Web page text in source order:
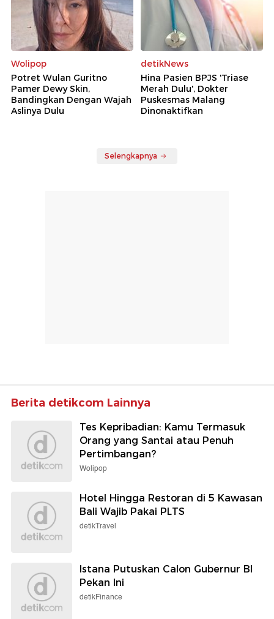
Wolipop
Potret Wulan Guritno
Pamer Dewy Skin,
Bandingkan Dengan Wajah
Aslinya Dulu
detikNews
Hina Pasien BPJS 'Triase
Merah Dulu', Dokter
Puskesmas Malang
Dinonaktifkan
Selengkapnya
Berita detikcom Lainnya
Tes Kepribadian: Kamu Termasuk
Orang yang Santai atau Penuh
Pertimbangan?
Wolipop
Hotel Hingga Restoran di 5 Kawasan
Bali Wajib Pakai PLTS
detikTravel
Istana Putuskan Calon Gubernur BI
Pekan Ini
detikFinance